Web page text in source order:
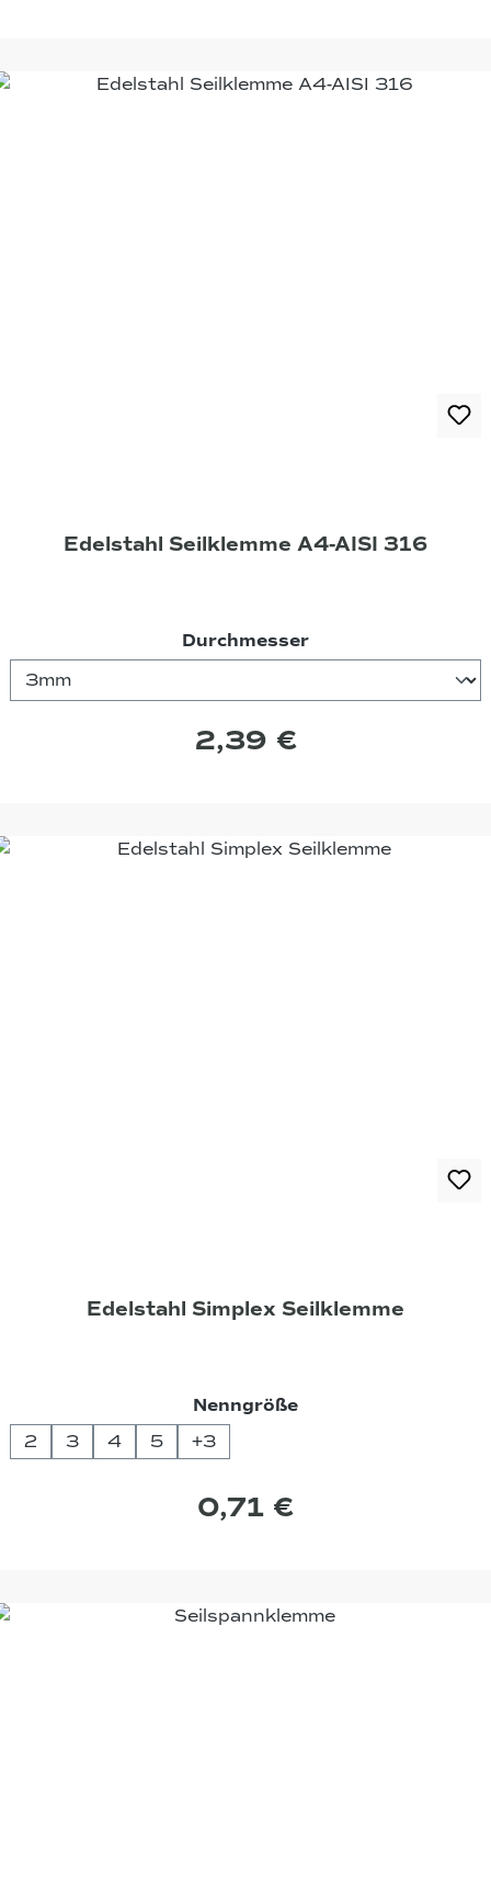
Edelstahl Seilklemme A4-AISI 316
Durchmesserauswählen
2,39 €
Edelstahl Simplex Seilklemme
Nenngrößeauswählen
2
3 4 5 +3
0,71 €